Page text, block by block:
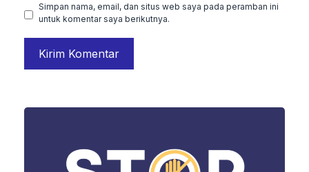
Simpan nama, email, dan situs web saya pada peramban ini
untuk komentar saya berikutnya.